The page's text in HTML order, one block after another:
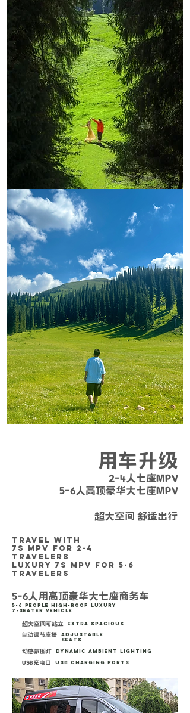
用车升级
2-4人七座MPV
5-6人高顶豪华大七座MPV
超大空间 舒适出行
TRAVEL WITH
7S MPV
FOR 2-4
TRAVELERS
LUXURY 7S MPV FOR 5-6
TRAVELERS
5-6人用高顶豪华大七座商务车
5-6 People High-Roof Luxury
7-Seater Vehicle
超大空间可站立 Extra Spacious
自动调节座椅
Adjustable
Seats
动感氛围灯 Dynamic Ambient Lighting
USB充电口 USB Charging Ports